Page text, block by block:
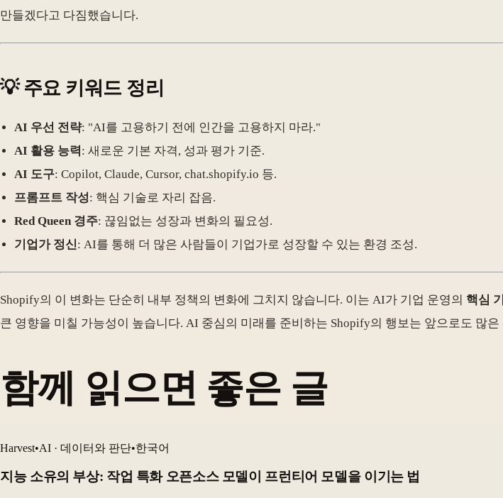
만들겠다고 다짐했습니다.
💡 주요 키워드 정리
AI 우선 전략: "AI를 고용하기 전에 인간을 고용하지 마라."
AI 활용 능력: 새로운 기본 자격, 성과 평가 기준.
AI 도구: Copilot, Claude, Cursor, chat.shopify.io 등.
프롬프트 작성: 핵심 기술로 자리 잡음.
Red Queen 경주: 끊임없는 성장과 변화의 필요성.
기업가 정신: AI를 통해 더 많은 사람들이 기업가로 성장할 수 있는 환경 조성.
Shopify의 이 변화는 단순히 내부 정책의 변화에 그치지 않습니다. 이는 AI가 기업 운영의 핵심
큰 영향을 미칠 가능성이 높습니다. AI 중심의 미래를 준비하는 Shopify의 행보는 앞으로도 많
함께 읽으면 좋은 글
Harvest•AI · 데이터와 판단•한국어
지능 소유의 부상: 작업 특화 오픈소스 모델이 프런티어 모델을 이기는 법